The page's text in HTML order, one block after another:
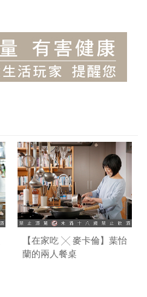
【在家吃 ╳ 麥卡倫】葉怡
蘭的兩人餐桌